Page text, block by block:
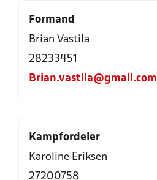
Formand
Brian Vastila
28233451
Brian.vastila@gmail.com
Kampfordeler
Karoline Eriksen
27200758